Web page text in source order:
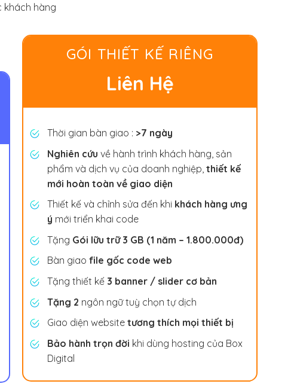
khách hàng
GÓI THIẾT KẾ RIÊNG
Liên Hệ
Thời gian bàn giao : >7 ngày
Nghiên cứu về hành trình khách hàng, sản
phẩm và dịch vụ của doanh nghiệp, thiết kế
mới hoàn toàn về giao diện
Thiết kế và chỉnh sửa đến khi khách hàng ưng
ý mới triển khai code
Tặng Gói lữu trữ 3 GB (1 năm – 1.800.000đ)
Bàn giao file gốc code web
Tặng thiết kế 3 banner / slider cơ bản
Tặng 2 ngôn ngữ tuỳ chọn tự dịch
Giao diện website tương thích mọi thiết bị
Bảo hành trọn đời khi dùng hosting của Box
Digital